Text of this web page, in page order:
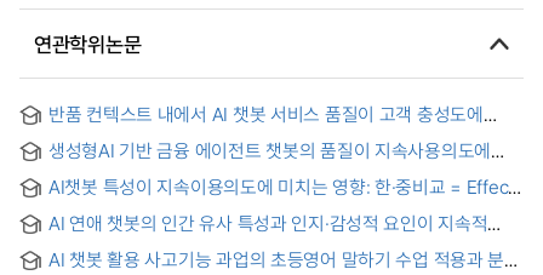
연관학위논문
반품 컨텍스트 내에서 AI 챗봇 서비스 품질이 고객 충성도에
The Impact of AI Chatbot Service Quality on Customer
Loyalty in Product Return Contexts:The Conditional
Mediation of Relationship Quality and the Moderating Role
of Responsibility Attribution
생성형AI 기반 금융 에이전트 챗봇의 품질이 지속사용의도에
Generative AI-Based Financial Agent Chatbot on the
Intention to Continuous Use
AI챗봇 특성이 지속이용의도에 미치는 영향: 한·중비교 = Effect
A Comparison of Korea and China
AI 연애 챗봇의 인간 유사 특성과 인지·감성적 요인이 지속적
AI 챗봇 활용 사고기능 과업의 초등영어 말하기 수업 적용과 분석